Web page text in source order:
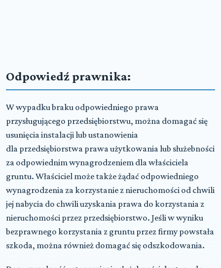
Odpowiedź prawnika:
W wypadku braku odpowiedniego prawa
przysługującego przedsiębiorstwu, można domagać się
usunięcia instalacji lub ustanowienia
dla przedsiębiorstwa prawa użytkowania lub służebności
za odpowiednim wynagrodzeniem dla właściciela
gruntu. Właściciel może także żądać odpowiedniego
wynagrodzenia za korzystanie z nieruchomości od chwili
jej nabycia do chwili uzyskania prawa do korzystania z
nieruchomości przez przedsiębiorstwo. Jeśli w wyniku
bezprawnego korzystania z gruntu przez firmy powstała
szkoda, można również domagać się odszkodowania.